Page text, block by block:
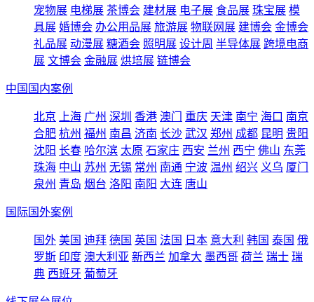
宠物展 电梯展 茶博会 建材展 电子展 食品展 珠宝展 模
具展 婚博会 办公用品展 旅游展 物联网展 建博会 金博会
礼品展 动漫展 糖酒会 照明展 设计周 半导体展 跨境电商
展 文博会 金融展 烘培展 链博会
中国国内案例
北京 上海 广州 深圳 香港 澳门 重庆 天津 南宁 海口 南京
合肥 杭州 福州 南昌 济南 长沙 武汉 郑州 成都 昆明 贵阳
沈阳 长春 哈尔滨 太原 石家庄 西安 兰州 西宁 佛山 东莞
珠海 中山 苏州 无锡 常州 南通 宁波 温州 绍兴 义乌 厦门
泉州 青岛 烟台 洛阳 南阳 大连 唐山
国际国外案例
国外 美国 迪拜 德国 英国 法国 日本 意大利 韩国 泰国 俄
罗斯 印度 澳大利亚 新西兰 加拿大 墨西哥 荷兰 瑞士 瑞
典 西班牙 葡萄牙